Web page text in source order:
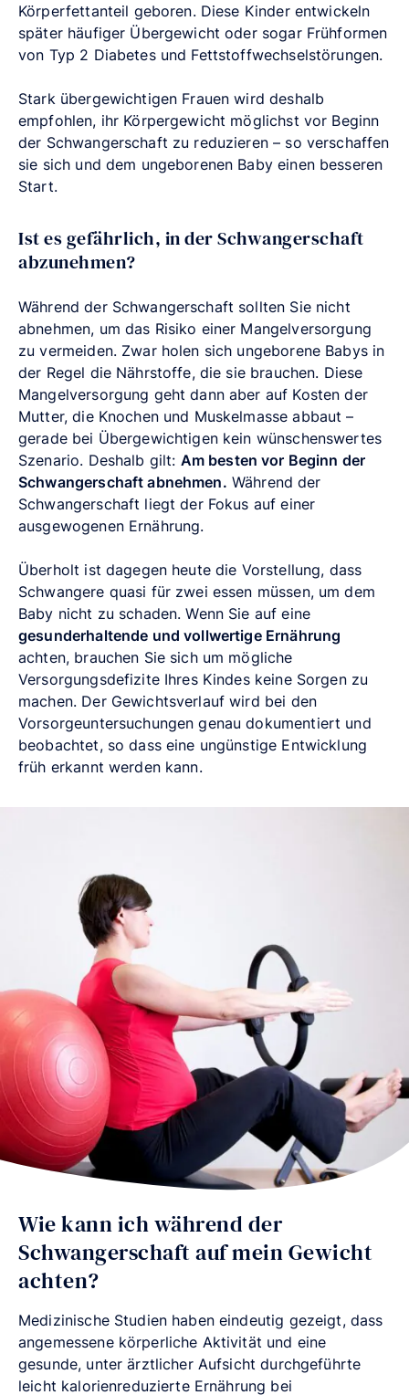
Körperfettanteil geboren. Diese Kinder entwickeln
später häufiger Übergewicht oder sogar Frühformen
von Typ 2 Diabetes und Fettstoffwechselstörungen.
Stark übergewichtigen Frauen wird deshalb
empfohlen, ihr Körpergewicht möglichst vor Beginn
der Schwangerschaft zu reduzieren – so verschaffen
sie sich und dem ungeborenen Baby einen besseren
Start.
Ist es gefährlich, in der Schwangerschaft
abzunehmen?
Während der Schwangerschaft sollten Sie nicht
abnehmen, um das Risiko einer Mangelversorgung
zu vermeiden. Zwar holen sich ungeborene Babys in
der Regel die Nährstoffe, die sie brauchen. Diese
Mangelversorgung geht dann aber auf Kosten der
Mutter, die Knochen und Muskelmasse abbaut –
gerade bei Übergewichtigen kein wünschenswertes
Szenario. Deshalb gilt: Am besten vor Beginn der
Schwangerschaft abnehmen. Während der
Schwangerschaft liegt der Fokus auf einer
ausgewogenen Ernährung.
Überholt ist dagegen heute die Vorstellung, dass
Schwangere quasi für zwei essen müssen, um dem
Baby nicht zu schaden. Wenn Sie auf eine
gesunderhaltende und vollwertige Ernährung
achten, brauchen Sie sich um mögliche
Versorgungsdefizite Ihres Kindes keine Sorgen zu
machen. Der Gewichtsverlauf wird bei den
Vorsorgeuntersuchungen genau dokumentiert und
beobachtet, so dass eine ungünstige Entwicklung
früh erkannt werden kann.
Wie kann ich während der
Schwangerschaft auf mein Gewicht
achten?
Medizinische Studien haben eindeutig gezeigt, dass
angemessene körperliche Aktivität und eine
gesunde, unter ärztlicher Aufsicht durchgeführte
leicht kalorienreduzierte Ernährung bei